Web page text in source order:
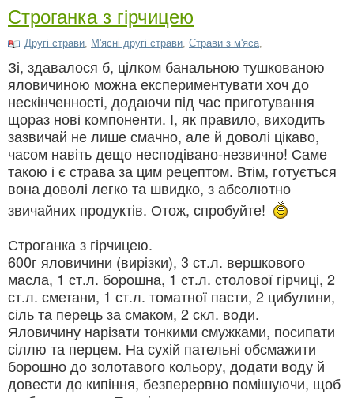
Строганка з гірчицею
Другі страви М'ясні другі страви Страви з м'яса
Зі, здавалося б, цілком банальною тушкованою
яловичиною можна експериментувати хоч до
нескінченності, додаючи під час приготування
щораз нові компоненти. І, як правило, виходить
зазвичай не лише смачно, але й доволі цікаво,
часом навіть дещо несподівано-незвично! Саме
такою і є страва за цим рецептом. Втім, готуєтъся
вона доволі легко та швидко, з абсолютно
звичайних продуктів. Отож, спробуйте!
Строганка з гірчицею.
600г яловичини (вирізки), 3 ст.л. вершкового
масла, 1 ст.л. борошна, 1 ст.л. столової гірчиці, 2
ст.л. сметани, 1 ст.л. томатної пасти, 2 цибулини,
сіль та перець за смаком, 2 скл. води.
Яловичину нарізати тонкими смужками, посипати
сіллю та перцем. На сухій пательні обсмажити
борошно до золотавого кольору, додати воду й
довести до кипіння, безперервно помішуючи, щоб